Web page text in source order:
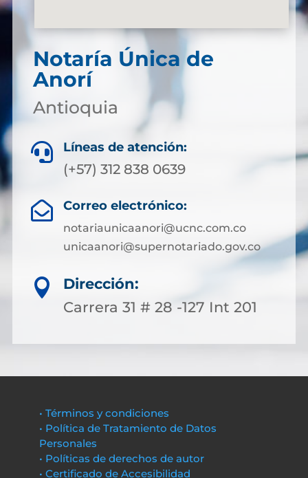
Notaría Única de
Anorí
Antioquia
 Líneas de atención:
(+57) 312 838 0639
 Correo electrónico:
notariaunicaanori@ucnc.com.co
unicaanori@supernotariado.gov.co

Dirección:
Carrera 31 # 28 -127 Int 201
• Términos y condiciones
• Política de Tratamiento de Datos
Personales
• Políticas de derechos de autor
• Certificado de Accesibilidad